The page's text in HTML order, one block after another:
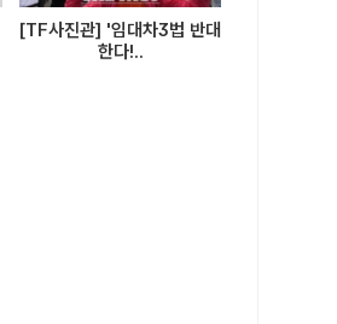
[TF사진관] '임대차3법 반대
한다!..